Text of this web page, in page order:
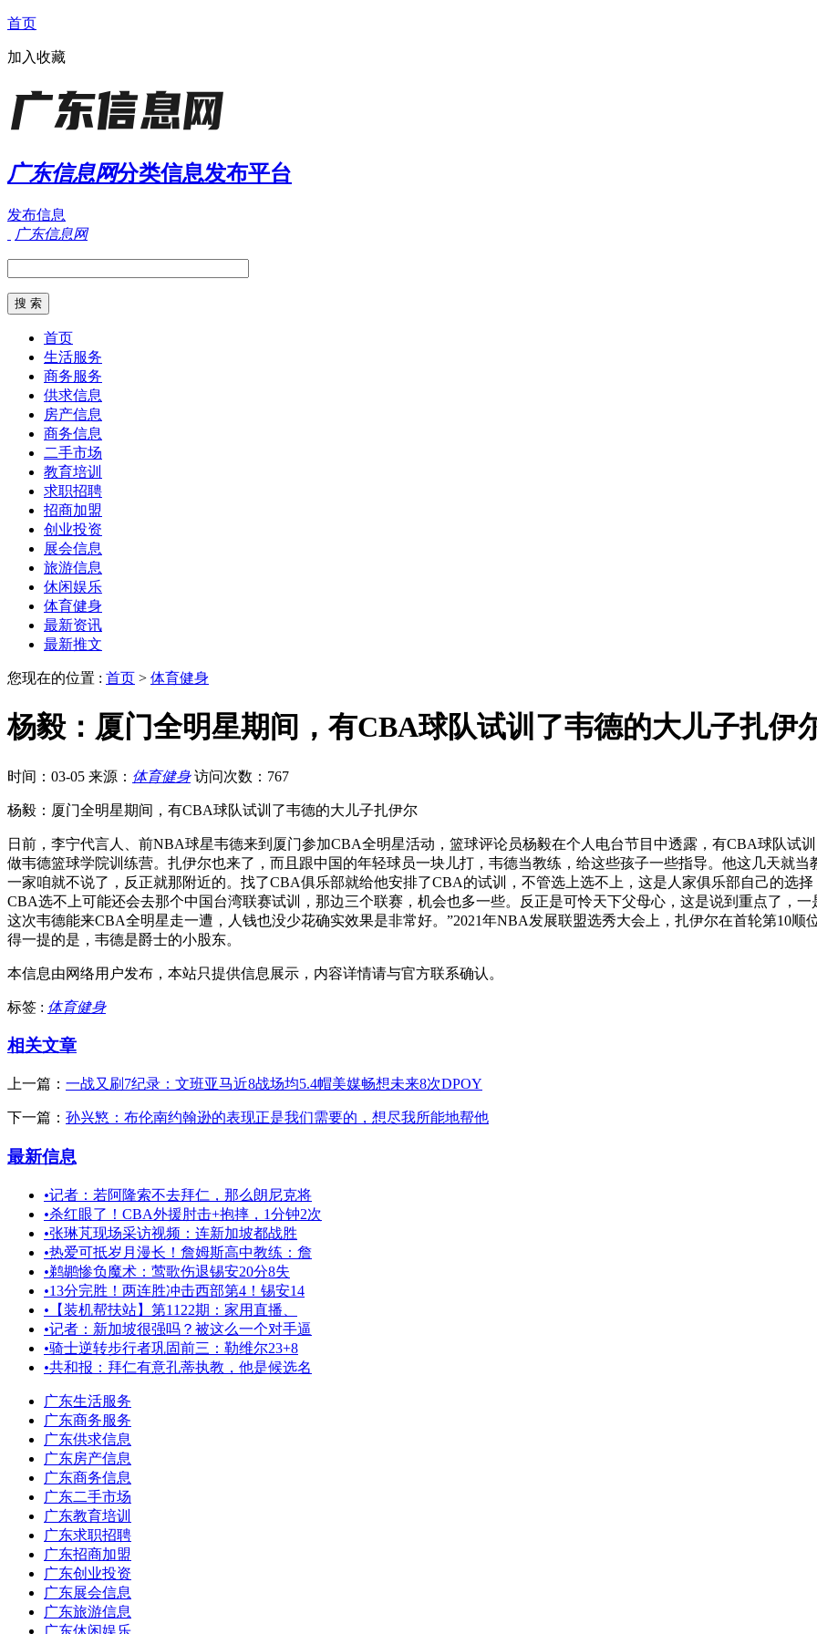
首页
加入收藏
广东信息网分类信息发布平台
发布信息
广东信息网
首页
生活服务
商务服务
供求信息
房产信息
商务信息
二手市场
教育培训
求职招聘
招商加盟
创业投资
展会信息
旅游信息
休闲娱乐
体育健身
最新资讯
最新推文
您现在的位置 : 首页 > 体育健身
杨毅：厦门全明星期间，有CBA球队试训了韦德的大儿子扎伊
时间：03-05 来源： 体育健身 访问次数：767
杨毅：厦门全明星期间，有CBA球队试训了韦德的大儿子扎伊尔
日前，李宁代言人、前NBA球星韦德来到厦门参加CBA全明星活动，篮球评论员杨毅在个人电台节目中透露，有CBA球队试
做韦德篮球学院训练营。扎伊尔也来了，而且跟中国的年轻球员一块儿打，韦德当教练，给这些孩子一些指导。他这几天就
一家咱就不说了，反正就那附近的。找了CBA俱乐部就给他安排了CBA的试训，不管选上选不上，这是人家俱乐部自己的选
CBA选不上可能还会去那个中国台湾联赛试训，那边三个联赛，机会也多一些。反正是可怜天下父母心，这是说到重点了，
这次韦德能来CBA全明星走一遭，人钱也没少花确实效果是非常好。”2021年NBA发展联盟选秀大会上，扎伊尔在首轮第10
得一提的是，韦德是爵士的小股东。
本信息由网络用户发布， 本站只提供信息展示，内容详情请与官方联系确认。
标签 : 体育健身
相关文章
上一篇： 一战又刷7纪录：文班亚马近8战场均5.4帽美媒畅想未来8次DPOY
下一篇： 孙兴慜：布伦南约翰逊的表现正是我们需要的，想尽我所能地帮他
最新信息
•记者：若阿隆索不去拜仁，那么朗尼克将
•杀红眼了！CBA外援肘击+抱摔，1分钟2次
•️张琳芃现场采访视频：连新加坡都战胜
•热爱可抵岁月漫长！詹姆斯高中教练：詹
•鹈鹕惨负魔术：莺歌伤退锡安20分8失
•13分完胜！两连胜冲击西部第4！锡安14
• 【装机帮扶站】第1122期：家用直播、
•记者：新加坡很强吗？被这么一个对手逼
•骑士逆转步行者巩固前三：勒维尔23+8
•共和报：拜仁有意孔蒂执教，他是候选名
广东生活服务
广东商务服务
广东供求信息
广东房产信息
广东商务信息
广东二手市场
广东教育培训
广东求职招聘
广东招商加盟
广东创业投资
广东展会信息
广东旅游信息
广东休闲娱乐